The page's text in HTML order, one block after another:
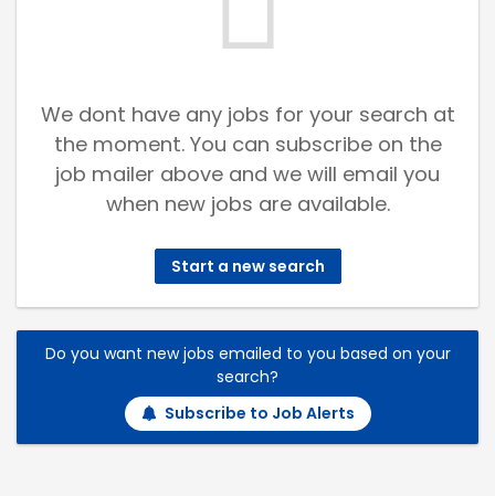
We dont have any jobs for your search at
the moment. You can subscribe on the
job mailer above and we will email you
when new jobs are available.
Start a new search
Do you want new jobs emailed to you based on your
search?
Subscribe to Job Alerts